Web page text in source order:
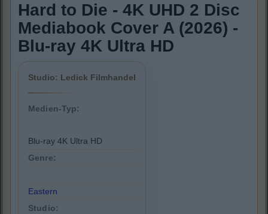
Hard to Die - 4K UHD 2 Disc
Mediabook Cover A (2026) -
Blu-ray 4K Ultra HD
Studio: Ledick Filmhandel
Medien-Typ:
Blu-ray 4K Ultra HD
Genre:
Eastern
Studio: